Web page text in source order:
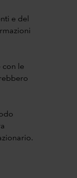
e del
con le